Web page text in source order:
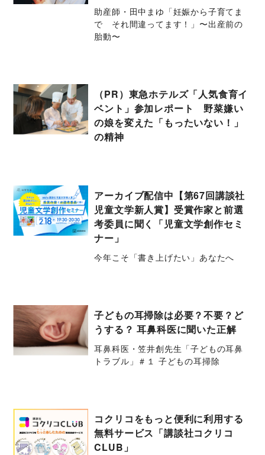
助産師・田中まゆ「妊娠から子育てま
で それ間違ってます！」〜出産前の
胎動〜
（PR）東急ホテルズ「人気食育イ
ベント」参加レポート 野菜嫌い
の娘を変えた「もったいない！」
の精神
アーカイブ配信中【第67回講談社
児童文学新人賞】受賞作家と前選
考委員に聞く「児童文学創作セミ
ナー」
今年こそ「書き上げたい」あなたへ
子どもの耳掃除は必要？不要？ど
うする？ 耳鼻科医に聞いた正解
耳鼻科医・笠井創先生「子どもの耳鼻
トラブル」＃１ 子どもの耳掃除
コクリコをもっと便利に利用する
無料サービス「講談社コクリコ
CLUB」